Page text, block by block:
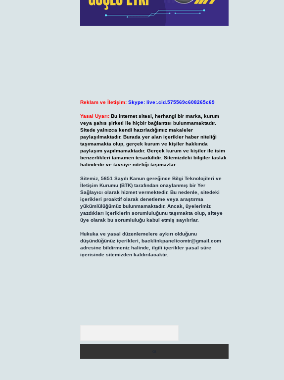
Reklam ve İletişim: Skype: live:.cid.575569c608265c69
Yasal Uyarı: Bu internet sitesi, herhangi bir marka, kurum
veya şahıs şirketi ile hiçbir bağlantısı bulunmamaktadır.
Sitede yalnızca kendi hazırladığımız makaleler
paylaşılmaktadır. Burada yer alan içerikler haber niteliği
taşımamakta olup, gerçek kurum ve kişiler hakkında
paylaşım yapılmamaktadır. Gerçek kurum ve kişiler ile isim
benzerlikleri tamamen tesadüfidir. Sitemizdeki bilgiler taslak
halindedir ve tavsiye niteliği taşımazlar.
Sitemiz, 5651 Sayılı Kanun gereğince Bilgi Teknolojileri ve
İletişim Kurumu (BTK) tarafından onaylanmış bir Yer
Sağlayıcı olarak hizmet vermektedir. Bu nedenle, sitedeki
içerikleri proaktif olarak denetleme veya araştırma
yükümlülüğümüz bulunmamaktadır. Ancak, üyelerimiz
yazdıkları içeriklerin sorumluluğunu taşımakta olup, siteye
üye olarak bu sorumluluğu kabul etmiş sayılırlar.
Hukuka ve yasal düzenlemelere aykırı olduğunu
düşündüğünüz içerikleri, backlinkpanelicomtr@gmail.com
adresine bildirmeniz halinde, ilgili içerikler yasal süre
içerisinde sitemizden kaldırılacaktır.